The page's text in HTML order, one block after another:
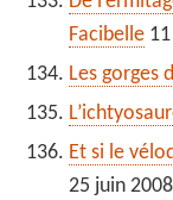
Facibelle
Les gorges
Et si le
25 juin 2008